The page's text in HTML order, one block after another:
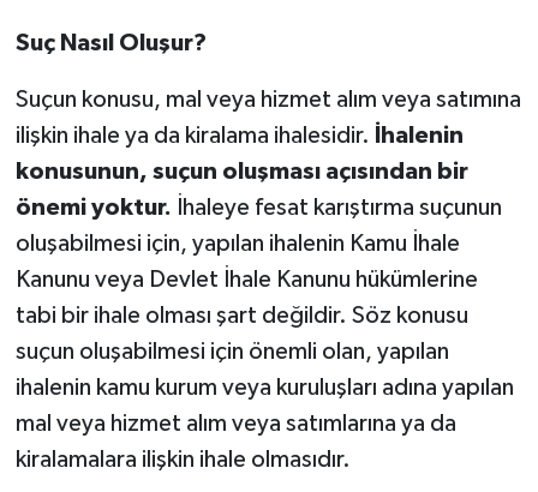
Suç Nasıl Oluşur?
Suçun konusu, mal veya hizmet alım veya satımına
ilişkin ihale ya da kiralama ihalesidir.
İhalenin
konusunun, suçun oluşması açısından bir
önemi yoktur. İhaleye fesat karıştırma suçunun
oluşabilmesi için, yapılan ihalenin Kamu İhale
Kanunu veya Devlet İhale Kanunu hükümlerine
tabi bir ihale olması şart değildir. Söz konusu
suçun oluşabilmesi için önemli olan, yapılan
ihalenin kamu kurum veya kuruluşları adına yapılan
mal veya hizmet alım veya satımlarına ya da
kiralamalara ilişkin ihale olmasıdır.